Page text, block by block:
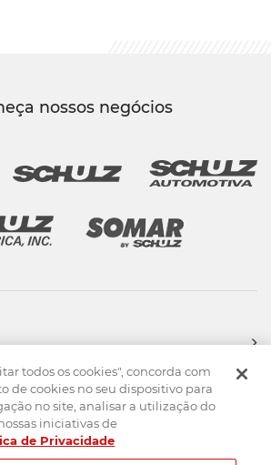
nossos negócios
todos os cookies", concorda com
de cookies no seu dispositivo para
no site, analisar a utilização do
iniciativas de
de Privacidade